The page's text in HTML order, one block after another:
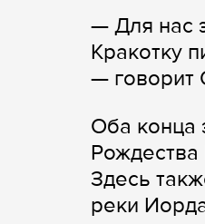
— Для нас
Кракотку
— говорит
Оба конца
Здесь
реки